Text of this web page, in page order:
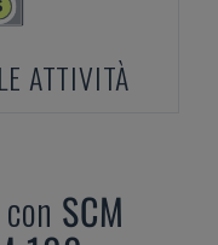
ATTIVITÀ
SCM